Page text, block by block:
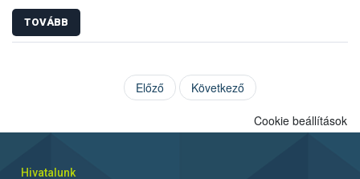
TOVÁBB
Előző Következő
Cookie beállítások
Hivatalunk